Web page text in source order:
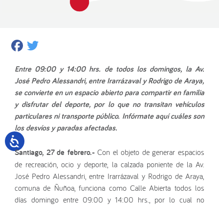
Facebook
Entre 09:00 y 14:00 hrs. de todos los domingos, la Av.
José Pedro Alessandri, entre Irarrázaval y Rodrigo de Araya,
se convierte en un espacio abierto para compartir en familia
y disfrutar del deporte, por lo que no transitan vehículos
particulares ni transporte público. Infórmate aquí cuáles son
los desvíos y paradas afectadas.
Santiago, 27 de febrero.-Con el objeto de generar espacios
de recreación, ocio y deporte, la calzada poniente de la Av.
José Pedro Alessandri, entre Irarrázaval y Rodrigo de Araya,
comuna de Ñuñoa, funciona como Calle Abierta todos los
días domingo entre 09:00 y 14:00 hrs., por lo cual no